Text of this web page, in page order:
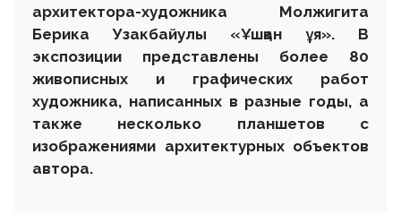
архитектора-художника Молжигита
Берика Узакбайулы «Ұшқан ұя». В
экспозиции представлены более 80
живописных и графических работ
художника, написанных в разные годы, а
также несколько планшетов с
изображениями архитектурных объектов
автора.